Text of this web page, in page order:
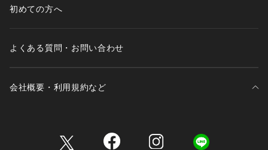
初めての方へ
よくある質問・お問い合わせ
会社概要・利用規約など